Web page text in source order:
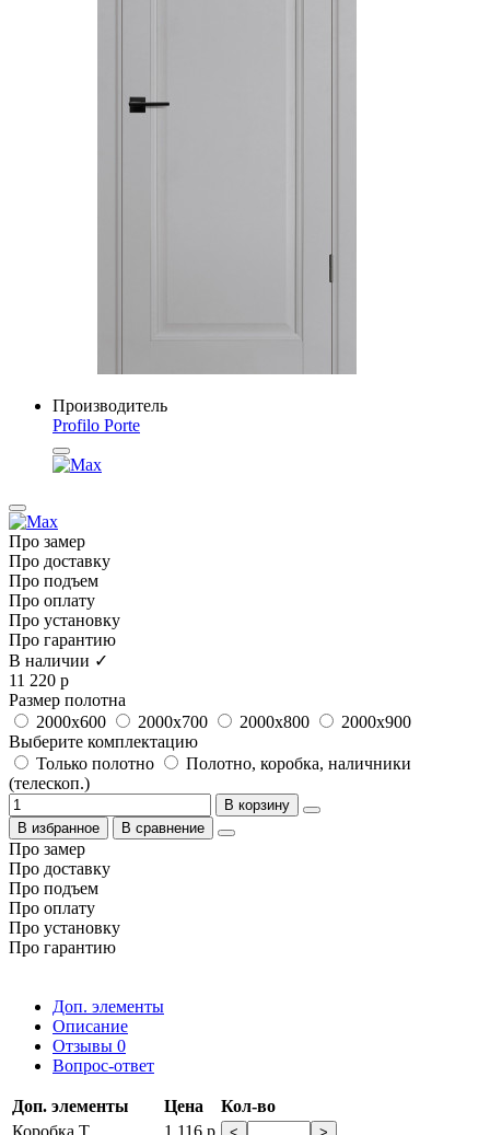
Производитель
Profilo Porte
Про замер
Про доставку
Про подъем
Про оплату
Про установку
Про гарантию
В наличии ✓
11 220 р
Размер полотна
2000x600
2000x700 2000x800
2000x900
Выберите комплектацию
Только полотно
Полотно, коробка, наличники
(телескоп.)
В корзину
В избранное
В сравнение
Про замер
Про доставку
Про подъем
Про оплату
Про установку
Про гарантию
Доп. элементы
Описание
Отзывы 0
Вопрос-ответ
Доп. элементы Цена
Кол-во
Коробка Т
1 116 р